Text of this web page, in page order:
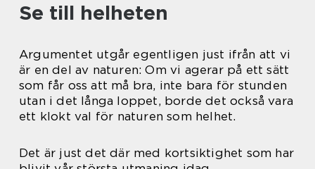
Se till helheten
Argumentet utgår egentligen just ifrån att vi
är en del av naturen: Om vi agerar på ett sätt
som får oss att må bra, inte bara för stunden
utan i det långa loppet, borde det också vara
ett klokt val för naturen som helhet.
Det är just det där med kortsiktighet som har